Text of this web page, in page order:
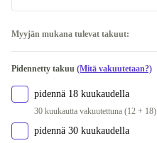
2000 GB
FR (ranska)
Myyjän mukana tulevat takuut:
Pidennetty takuu (Mitä vakuutetaan?)
pidennä 18 kuukaudella
30 kuukautta vakuutettuna (12 + 18)
pidennä 30 kuukaudella